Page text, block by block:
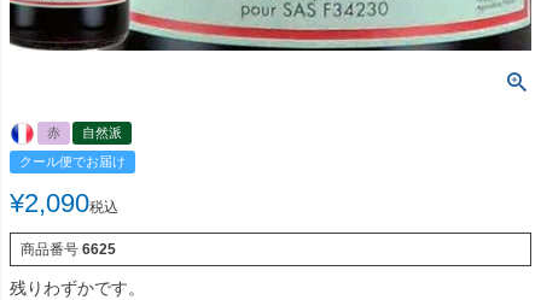
赤
自然派
クール便でお届け
¥2,090税込
商品番号 6625
残りわずかです。